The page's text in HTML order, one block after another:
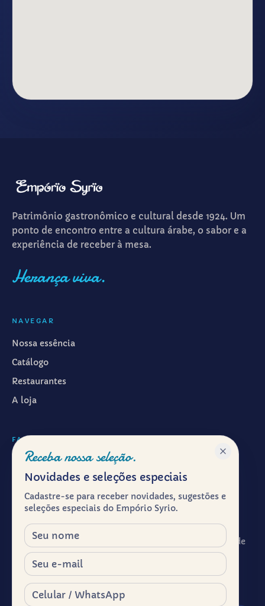
Patrimônio gastronômico e cultural desde 1924. Um
ponto de encontro entre a cultura árabe, o sabor e a
experiência de receber à mesa.
Herança viva.
NAVEGAR
Nossa essência
Catálogo
Restaurantes
A loja
FALAR CONOSCO
WhatsApp ·(11) 99601-7286
Instagram · @emporiosyrio
Facebook · @emporiosyrio
contato@emporiosyrio.com.br
R. Comendador Abdo Schahin, 136 - Centro Histórico de
São Paulo, São Paulo - SP, 01023-050
Segunda a sábado, das 9h às 19h
Receba nossa seleção.
Novidades e seleções especiais
Cadastre-se para receber novidades, sugestões e
seleções especiais do Empório Syrio.
Nome
E-mail
Celular / WhatsApp